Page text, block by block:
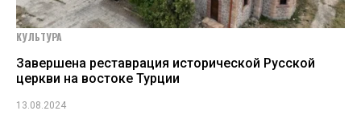
КУЛЬТУРА
Завершена реставрация исторической Русской
церкви на востоке Турции
13.08.2024